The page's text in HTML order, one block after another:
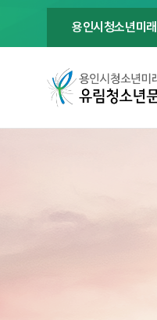
용인시청소년미